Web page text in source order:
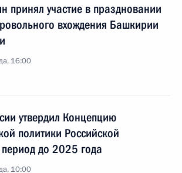
принял участие в праздновании
вхождения Башкирии
16:00
утвердил Концепцию
политики Российской
до 2025 года
10:00